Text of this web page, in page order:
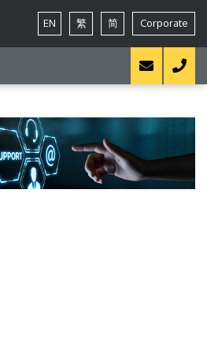
EN 繁 简 Corporate